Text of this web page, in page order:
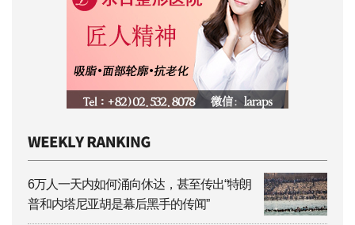
6万人一天内如何涌向休达，甚至传出“特朗
普和内塔尼亚胡是幕后黑手的传闻”